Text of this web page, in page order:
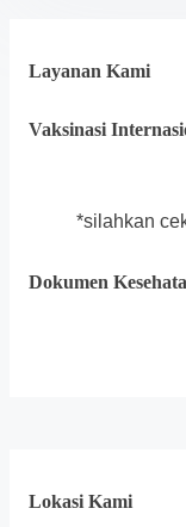
Layanan Kami
Vaksinasi
*silahkan
Dokumen
Lokasi Kami